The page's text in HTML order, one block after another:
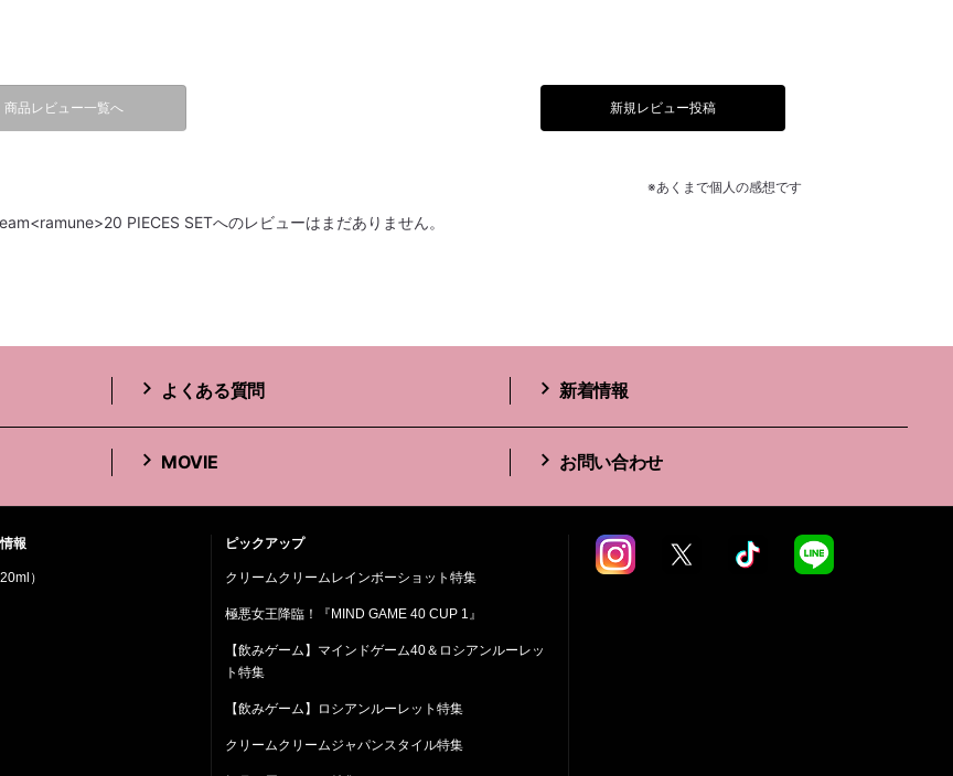
新規レビュー投稿
商品レビュー一覧へ
※あくまで個人の感想です
PIECES SETへのレビューはまだありません。
よくある質問 新着情報
MOVIE お問い合わせ
報
）
ピックアップ
クリームクリームレインボーショット特集
極悪女王降臨！『MIND GAME 40 CUP 1』
【飲みゲーム】マインドゲーム40＆ロシアンルーレッ
ト特集
【飲みゲーム】ロシアンルーレット特集
クリームクリームジャパンスタイル特集